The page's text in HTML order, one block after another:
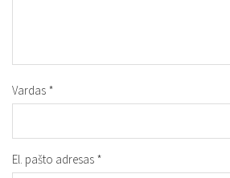
Vardas *
El. pašto adresas *